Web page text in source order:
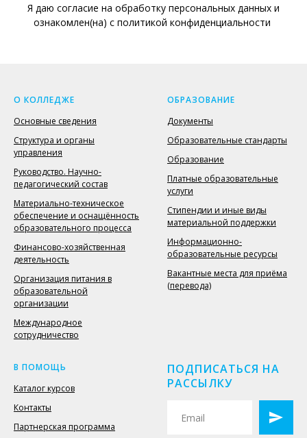
Я даю согласие на обработку персональных данных и
ознакомлен(на) с политикой конфиденциальности
О КОЛЛЕДЖЕ
Основные сведения
Структура и органы
управления
Руководство. Научно-
педагогический состав
Материально-техническое
обеспечение и оснащённость
образовательного процесса
Финансово-хозяйственная
деятельность
Организация питания в
образовательной
организации
Международное
сотрудничество
ОБРАЗОВАНИЕ
Документы
Образовательные стандарты
Образование
Платные образовательные
услуги
Стипендии и иные виды
материальной поддержки
Информационно-
образовательные ресурсы
Вакантные места для приёма
(перевода)
В ПОМОЩЬ
Каталог курсов
Контакты
Партнерская программа
ПОДПИСАТЬСЯ НА
РАССЫЛКУ